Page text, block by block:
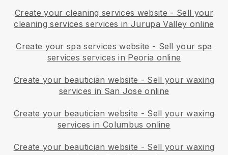
Create your cleaning services website - Sell your
cleaning services services in Jurupa Valley online
Create your spa services website - Sell your spa
services services in Peoria online
Create your beautician website - Sell your waxing
services in San Jose online
Create your beautician website - Sell your waxing
services in Columbus online
Create your beautician website - Sell your waxing